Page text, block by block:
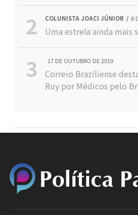
COLUNISTA JOACI JÚNIOR 8
Uma estrela ainda mais
17 DE OUTUBRO DE 2019
Correio Braziliense
Ruy por Médicos pelo